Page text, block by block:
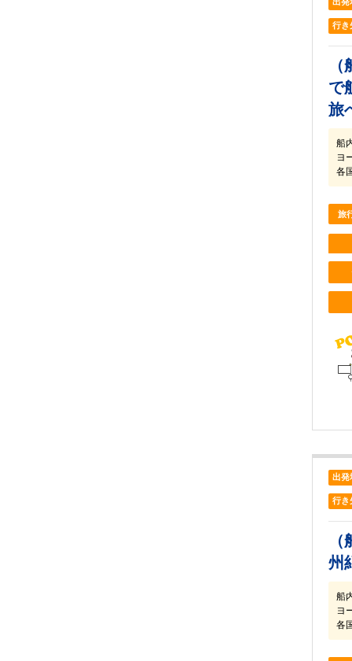
行き
で
旅
船
ヨ
各
旅
出発
行き
州
船
ヨ
各